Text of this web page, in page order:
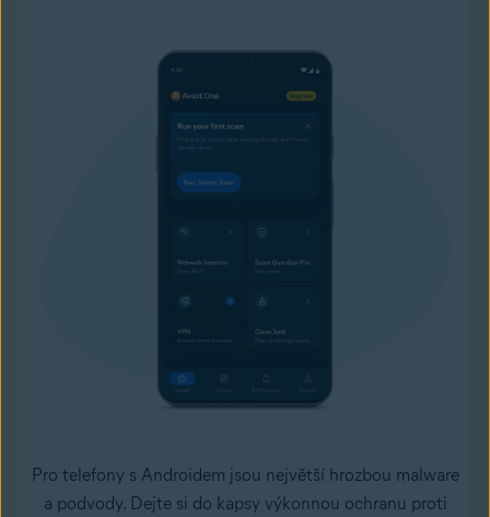
Pro telefony s Androidem jsou největší hrozbou malware
a podvody. Dejte si do kapsy výkonnou ochranu proti